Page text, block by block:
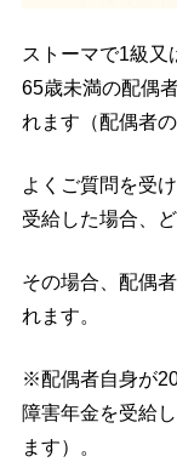
ストーマで1級又
65歳未満の配偶
れます（配偶者
よくご質問を受
受給した場合、
その場合、配偶
れます。
※配偶者自身が
障害年金を受給
ます）。